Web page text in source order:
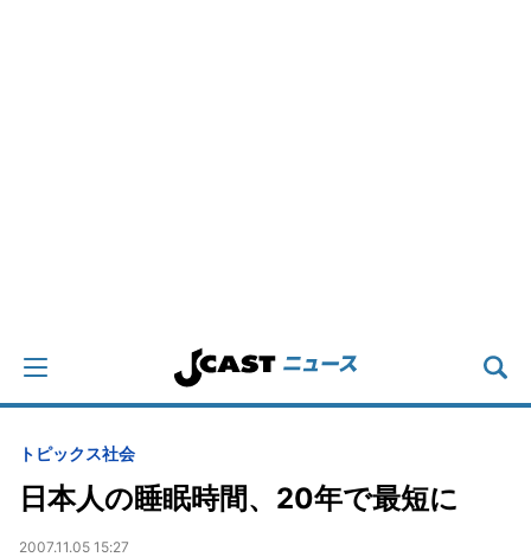
トピックス社会
日本人の睡眠時間、20年で最短に
2007.11.05 15:27